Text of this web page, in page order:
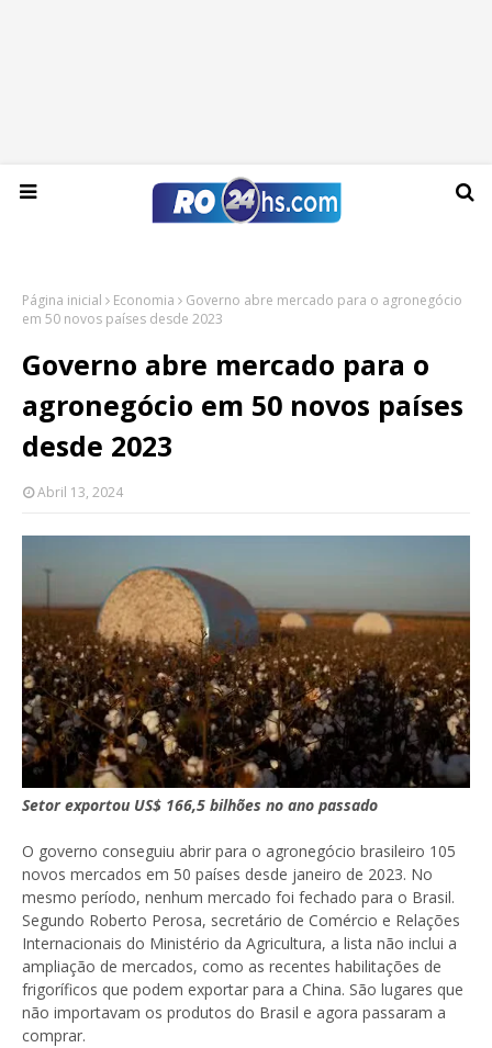
Sexta-feira, 07 de agosto de 2026
Página inicial Economia
Governo abre mercado para o agronegócio
em 50 novos países desde 2023
Governo abre mercado para o
agronegócio em 50 novos países
desde 2023
Abril 13, 2024
Setor exportou US$ 166,5 bilhões no ano passado
O governo conseguiu abrir para o agronegócio brasileiro 105
novos mercados em 50 países desde janeiro de 2023. No
mesmo período, nenhum mercado foi fechado para o Brasil.
Segundo Roberto Perosa, secretário de Comércio e Relações
Internacionais do Ministério da Agricultura, a lista não inclui a
ampliação de mercados, como as recentes habilitações de
frigoríficos que podem exportar para a China. São lugares que
não importavam os produtos do Brasil e agora passaram a
comprar.